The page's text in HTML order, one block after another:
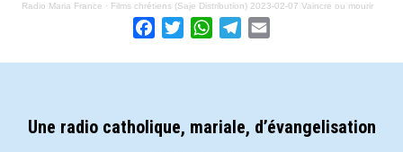
Radio Maria France · Films chrétiens (Saje Distribution) 2023-02-07 Vaincre ou mourir
Facebook
TwitterWhatsApp
Telegram
Une radio catholique, mariale, d’évangelisation